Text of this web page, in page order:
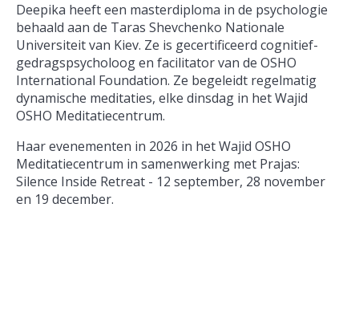
Deepika heeft een masterdiploma in de psychologie
behaald aan de Taras Shevchenko Nationale
Universiteit van Kiev. Ze is gecertificeerd cognitief-
gedragspsycholoog en facilitator van de OSHO
International Foundation. Ze begeleidt regelmatig
dynamische meditaties, elke dinsdag in het Wajid
OSHO Meditatiecentrum.
Haar evenementen in 2026 in het Wajid OSHO
Meditatiecentrum in samenwerking met Prajas:
Silence Inside Retreat - 12 september, 28 november
en 19 december.